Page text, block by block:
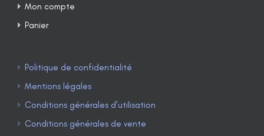
Mon compte
Panier
Politique de confidentialité
Mentions légales
Conditions générales d’utilisation
Conditions générales de vente